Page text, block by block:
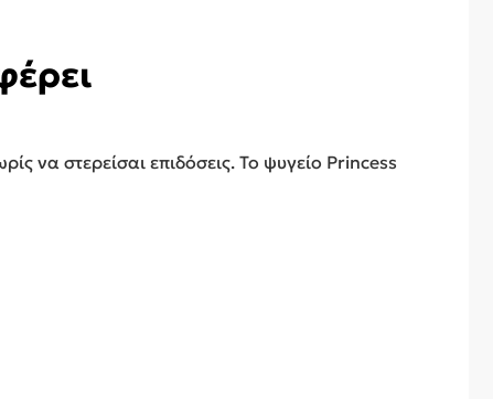
να στερείσαι επιδόσεις. Το ψυγείο Princess